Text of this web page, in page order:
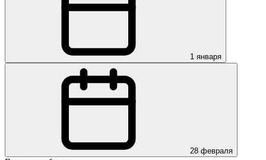
1 января
28 февраля